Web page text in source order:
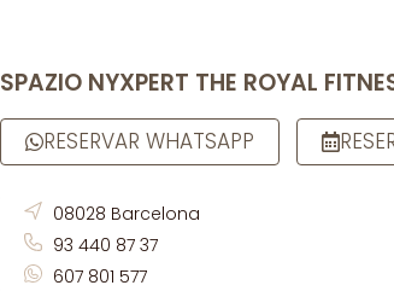
SPAZIO NYXPERT THE ROYAL
RESERVAR WHATSAPP
08028 Barcelona
93 440 87 37
607 801 577